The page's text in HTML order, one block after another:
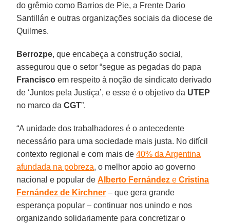
do grêmio como Barrios de Pie, a Frente Dario
Santillán e outras organizações sociais da diocese de
Quilmes.
Berrozpe, que encabeça a construção social,
assegurou que o setor “segue as pegadas do papa
Francisco em respeito à noção de sindicato derivado
de ‘Juntos pela Justiça’, e esse é o objetivo da UTEP
no marco daCGT”.
“A unidade dos trabalhadores é o antecedente
necessário para uma sociedade mais justa. No difícil
contexto regional e com mais de40% da Argentina
afundada na pobreza, o melhor apoio ao governo
nacional e popular deAlberto Fernández eCristina
Fernández de Kirchner – que gera grande
esperança popular – continuar nos unindo e nos
organizando solidariamente para concretizar o